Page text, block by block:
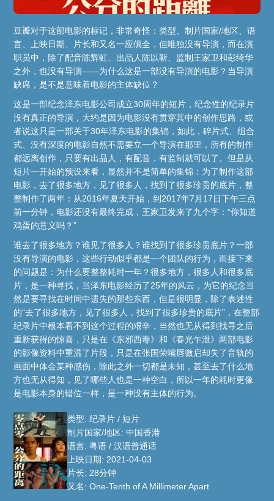
豆瓣对于这部电影的标记，非常奇怪：类型、制片国家/地区、语
言、上映日期、片长和又名一应俱全，但唯独没有导演，而在演
职员中，除了配音陈辉虹、出品人陈以靳、监制王家卫和彭绮华
之外，也没有导演——为什么这是一部没有导演的电影？当导演
缺席，是不是意味着电影的主体缺位？
这是一部纪念泽东电影公司成立30周年的短片，纪念性的纪录片
没有真正的导演，大约是因为电影没有贯穿其中的创作思路，或
者说这只是一部关于30年泽东电影的集锦，如此，碎片式、组合
式、没有深度的电影自然不需要立一个导演在那里，所有的制作
都远离创作，只要有出品人，有配音，有监制就可以了。但是从
短片一开始的预设来看，显然并不是简单的集锦：为了制作这部
电影，去了很多地方，见了很多人，找到了很多珍贵的底片，整
整制作了两年：从2016年夏天开始，到2017年7月17日下午三点
前一分钟，电影还没有最终完成，王家卫发来了九个字：“你知道
鸡蛋的意义吗？”
谁去了很多地方？谁见了很多人？谁找到了很多珍贵底片？一部
没有导演的电影，这些行动似乎都是一个团队的行为，而接下来
的问题是：为什么要整整耗时一年？很多地方，很多人和很多底
片，是一种寻找，当泽东电影经历了25年的风云，为它的纪念当
然是要寻找在时间中遗失的那些东西，但是很明显，除了表述性
的“去了很多地方，见了很多人，找到了很多珍贵的底片”，在整部
纪录片中根本看不到这个过程的艰辛，当然也无从得到找寻之后
重新获得的惊喜，只是在《东邪西毒》和《春光乍泄》两部电影
的影像资料中重温了片段，只是在张国荣嘴唇微启却失了音轨的
画面中体会某种感伤，除此之外一切都是未知，甚至去了什么地
方也无从得知，见了哪些人也是一种空白，所以一年的耗时更像
是电影本身的错位一样，是一种没有主体的行为。
类型: 纪录片 / 短片
制片国家/地区: 中国香港
语言: 粤语 / 汉语普通话
上映日期: 2021-04-03
片长: 28分钟
又名: One-Tenth of A Millimeter Apart